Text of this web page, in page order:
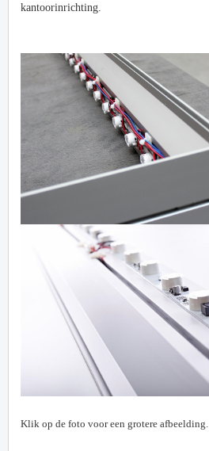
kantoorinrichting.
Klik op de foto voor een grotere afbeelding.